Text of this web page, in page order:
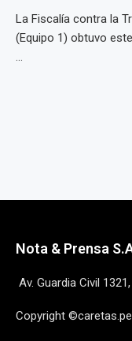
La Fiscalía contra la
(Equipo 1) obtuvo
...
Nota & Prensa
Av. Guardia Civil
Copyright